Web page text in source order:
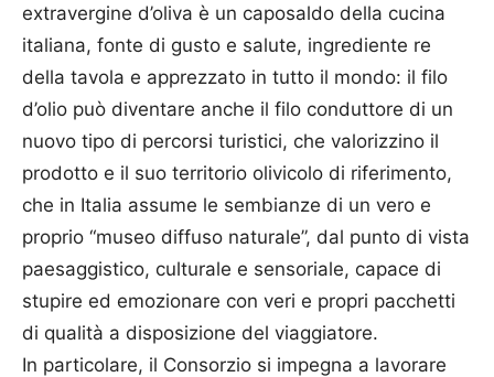
extravergine d’oliva è un caposaldo della cucina
italiana, fonte di gusto e salute, ingrediente re
della tavola e apprezzato in tutto il mondo: il filo
d’olio può diventare anche il filo conduttore di un
nuovo tipo di percorsi turistici, che valorizzino il
prodotto e il suo territorio olivicolo di riferimento,
che in Italia assume le sembianze di un vero e
proprio “museo diffuso naturale”, dal punto di vista
paesaggistico, culturale e sensoriale, capace di
stupire ed emozionare con veri e propri pacchetti
di qualità a disposizione del viaggiatore.
In particolare, il Consorzio si impegna a lavorare